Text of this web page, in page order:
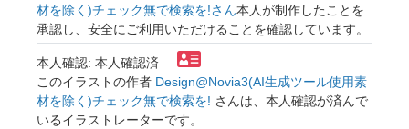
材を除く)チェック無で検索を!さん本人が制作したことを
承認し、安全にご利用いただけることを確認しています。
本人確認: 本人確認済
このイラストの作者 Design@Novia3(AI生成ツール使用素
材を除く)チェック無で検索を! さんは、本人確認が済んで
いるイラストレーターです。